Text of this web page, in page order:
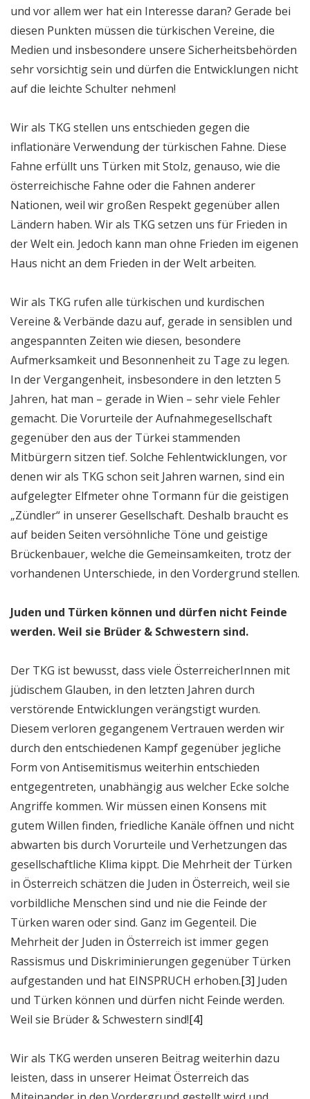
und vor allem wer hat ein Interesse daran? Gerade bei
diesen Punkten müssen die türkischen Vereine, die
Medien und insbesondere unsere Sicherheitsbehörden
sehr vorsichtig sein und dürfen die Entwicklungen nicht
auf die leichte Schulter nehmen!
Wir als TKG stellen uns entschieden gegen die
inflationäre Verwendung der türkischen Fahne. Diese
Fahne erfüllt uns Türken mit Stolz, genauso, wie die
österreichische Fahne oder die Fahnen anderer
Nationen, weil wir großen Respekt gegenüber allen
Ländern haben. Wir als TKG setzen uns für Frieden in
der Welt ein. Jedoch kann man ohne Frieden im eigenen
Haus nicht an dem Frieden in der Welt arbeiten.
Wir als TKG rufen alle türkischen und kurdischen
Vereine & Verbände dazu auf, gerade in sensiblen und
angespannten Zeiten wie diesen, besondere
Aufmerksamkeit und Besonnenheit zu Tage zu legen.
In der Vergangenheit, insbesondere in den letzten 5
Jahren, hat man – gerade in Wien – sehr viele Fehler
gemacht. Die Vorurteile der Aufnahmegesellschaft
gegenüber den aus der Türkei stammenden
Mitbürgern sitzen tief. Solche Fehlentwicklungen, vor
denen wir als TKG schon seit Jahren warnen, sind ein
aufgelegter Elfmeter ohne Tormann für die geistigen
„Zündler“ in unserer Gesellschaft. Deshalb braucht es
auf beiden Seiten versöhnliche Töne und geistige
Brückenbauer, welche die Gemeinsamkeiten, trotz der
vorhandenen Unterschiede, in den Vordergrund stellen.
Juden und Türken können und dürfen nicht Feinde
werden. Weil sie Brüder & Schwestern sind.
Der TKG ist bewusst, dass viele ÖsterreicherInnen mit
jüdischem Glauben, in den letzten Jahren durch
verstörende Entwicklungen verängstigt wurden.
Diesem verloren gegangenem Vertrauen werden wir
durch den entschiedenen Kampf gegenüber jegliche
Form von Antisemitismus weiterhin entschieden
entgegentreten, unabhängig aus welcher Ecke solche
Angriffe kommen. Wir müssen einen Konsens mit
gutem Willen finden, friedliche Kanäle öffnen und nicht
abwarten bis durch Vorurteile und Verhetzungen das
gesellschaftliche Klima kippt. Die Mehrheit der Türken
in Österreich schätzen die Juden in Österreich, weil sie
vorbildliche Menschen sind und nie die Feinde der
Türken waren oder sind. Ganz im Gegenteil. Die
Mehrheit der Juden in Österreich ist immer gegen
Rassismus und Diskriminierungen gegenüber Türken
aufgestanden und hat EINSPRUCH erhoben.[3] Juden
und Türken können und dürfen nicht Feinde werden.
Weil sie Brüder & Schwestern sind![4]
Wir als TKG werden unseren Beitrag weiterhin dazu
leisten, dass in unserer Heimat Österreich das